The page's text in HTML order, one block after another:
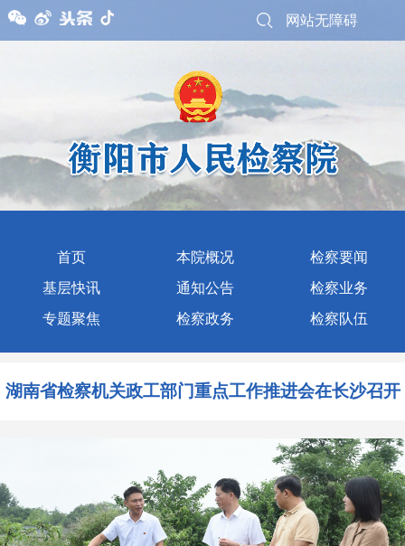
网站无障碍
首页 本院概况
检察要闻
基层快讯
通知公告
检察业务
专题聚焦
检察政务 检察队伍
湖南省检察机关政工部门重点工作推进会在长沙召开